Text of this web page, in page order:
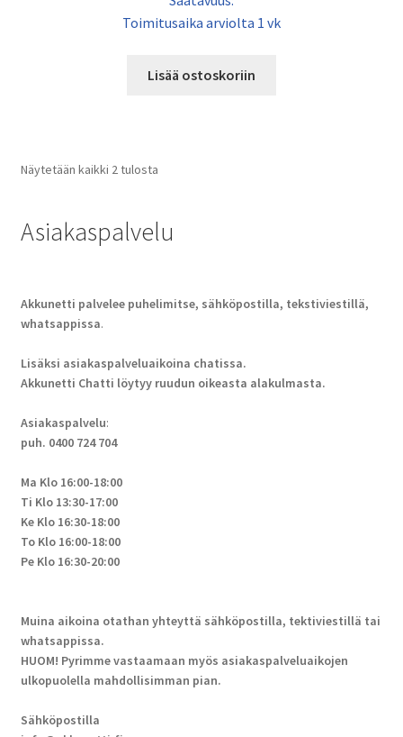
Toimitusaika arviolta 1 vk
Lisää ostoskoriin
Näytetään kaikki 2 tulosta
Asiakaspalvelu
Akkunetti palvelee puhelimitse, sähköpostilla, tekstiviestillä,
whatsappissa.
Lisäksi asiakaspalveluaikoina chatissa.
Akkunetti Chatti löytyy ruudun oikeasta alakulmasta.
Asiakaspalvelu:
puh. 0400 724 704
Ma Klo 16:00-18:00
Ti Klo 13:30-17:00
Ke Klo 16:30-18:00
To Klo 16:00-18:00
Pe Klo 16:30-20:00
Muina aikoina otathan yhteyttä sähköpostilla, tektiviestillä tai
whatsappissa.
HUOM! Pyrimme vastaamaan myös asiakaspalveluaikojen
ulkopuolella mahdollisimman pian.
Sähköpostilla